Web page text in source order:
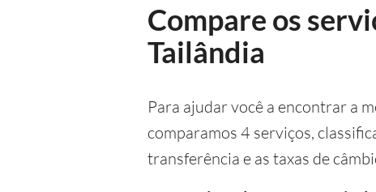
Compare os
Tailândia
Para ajudar você a encontrar a
comparamos 4 serviços,
transferência e as taxas de